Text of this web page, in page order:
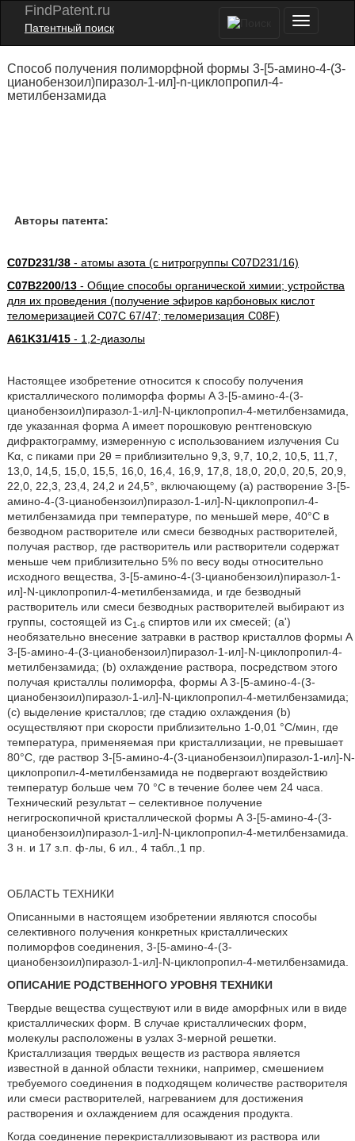
FindPatent.ru
Патентный поиск
Способ получения полиморфной формы 3-[5-амино-4-(3-
цианобензоил)пиразол-1-ил]-n-циклопропил-4-
метилбензамида
Авторы патента:
C07D231/38- атомы азота (с нитрогруппы C07D231/16)
C07B2200/13- Общие способы органической химии; устройства
для их проведения (получение эфиров карбоновых кислот
теломеризацией C07C 67/47; теломеризация C08F)
A61K31/415- 1,2-диазолы
Настоящее изобретение относится к способу получения
кристаллического полиморфа формы A 3-[5-амино-4-(3-
цианобензоил)пиразол-1-ил]-N-циклопропил-4-метилбензамида,
где указанная форма А имеет порошковую рентгеновскую
дифрактограмму, измеренную с использованием излучения Cu
Kα, с пиками при 2θ = приблизительно 9,3, 9,7, 10,2, 10,5, 11,7,
13,0, 14,5, 15,0, 15,5, 16,0, 16,4, 16,9, 17,8, 18,0, 20,0, 20,5, 20,9,
22,0, 22,3, 23,4, 24,2 и 24,5°, включающему (a) растворение 3-[5-
амино-4-(3-цианобензоил)пиразол-1-ил]-N-циклопропил-4-
метилбензамида при температуре, по меньшей мере, 40°C в
безводном растворителе или смеси безводных растворителей,
получая раствор, где растворитель или растворители содержат
меньше чем приблизительно 5% по весу воды относительно
исходного вещества, 3-[5-амино-4-(3-цианобензоил)пиразол-1-
ил]-N-циклопропил-4-метилбензамида, и где безводный
растворитель или смеси безводных растворителей выбирают из
группы, состоящей из C1-6спиртов или их смесей; (a')
необязательно внесение затравки в раствор кристаллов формы A
3-[5-амино-4-(3-цианобензоил)пиразол-1-ил]-N-циклопропил-4-
метилбензамида; (b) охлаждение раствора, посредством этого
получая кристаллы полиморфа, формы A 3-[5-амино-4-(3-
цианобензоил)пиразол-1-ил]-N-циклопропил-4-метилбензамида;
(c) выделение кристаллов; где стадию охлаждения (b)
осуществляют при скорости приблизительно 1-0,01 °C/мин, где
температура, применяемая при кристаллизации, не превышает
80°C, где раствор 3-[5-амино-4-(3-цианобензоил)пиразол-1-ил]-N-
циклопропил-4-метилбензамида не подвергают воздействию
температур больше чем 70 °C в течение более чем 24 часа.
Технический результат – селективное получение
негигроскопичной кристаллической формы А 3-[5-амино-4-(3-
цианобензоил)пиразол-1-ил]-N-циклопропил-4-метилбензамида.
3 н. и 17 з.п. ф-лы, 6 ил., 4 табл.,1 пр.
ОБЛАСТЬ ТЕХНИКИ
Описанными в настоящем изобретении являются способы
селективного получения конкретных кристаллических
полиморфов соединения, 3-[5-амино-4-(3-
цианобензоил)пиразол-1-ил]-N-циклопропил-4-метилбензамида.
ОПИСАНИЕ РОДСТВЕННОГО УРОВНЯ ТЕХНИКИ
Твердые вещества существуют или в виде аморфных или в виде
кристаллических форм. В случае кристаллических форм,
молекулы расположены в узлах 3-мерной решетки.
Кристаллизация твердых веществ из раствора является
известной в данной области техники, например, смешением
требуемого соединения в подходящем количестве растворителя
или смеси растворителей, нагреванием для достижения
растворения и охлаждением для осаждения продукта.
Когда соединение перекристаллизовывают из раствора или